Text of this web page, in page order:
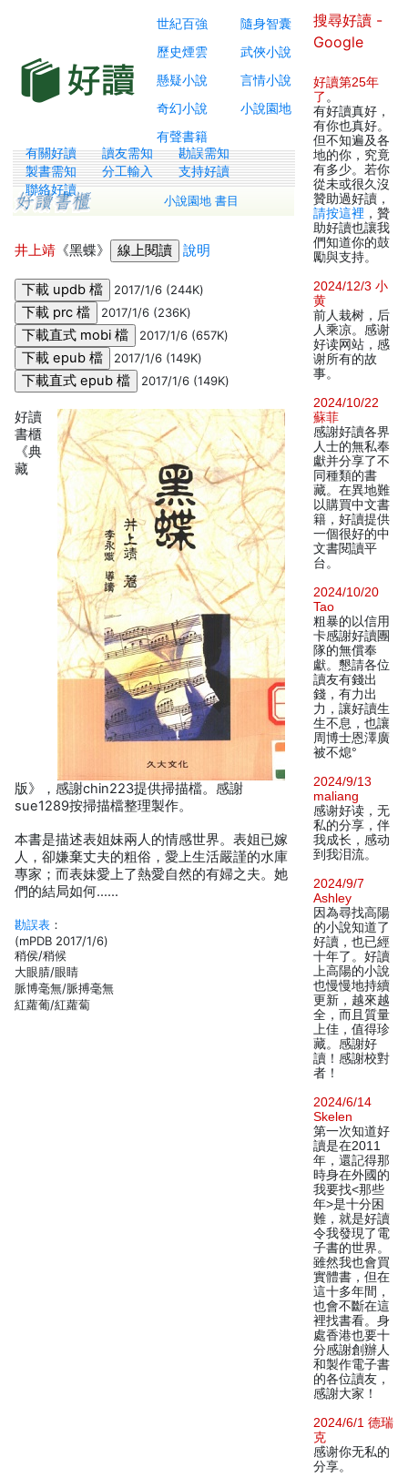
世紀百強
隨身智囊
歷史煙雲
武俠小說
懸疑小說
言情小說
奇幻小說
小說園地
有聲書籍
有關好讀 讀友需知
勘誤需知
製書需知
分工輸入
支持好讀
聯絡好讀
小說園地 書目
井上靖 《黑蝶》 說明
2017/1/6 (244K)
2017/1/6 (236K)
2017/1/6 (657K)
2017/1/6 (149K)
2017/1/6 (149K)
好讀
書櫃
《典
藏
版》，感謝chin223提供掃描檔。感謝
sue1289按掃描檔整理製作。
本書是描述表姐妹兩人的情感世界。表姐已嫁
人，卻嫌棄丈夫的粗俗，愛上生活嚴謹的水庫
專家；而表妹愛上了熱愛自然的有婦之夫。她
們的結局如何……
勘誤表 ：
(mPDB 2017/1/6)
稍侯/稍候
大眼腈/眼睛
脈博毫無/脈搏毫無
紅蘿葡/紅蘿蔔
搜尋好讀 -
Google
好讀第25年
了 。
有好讀真好，
有你也真好。
但不知遍及各
地的你，究竟
有多少。若你
從未或很久沒
贊助過好讀，
請按這裡 ，贊
助好讀也讓我
們知道你的鼓
勵與支持。
2024/12/3 小
黄
前人栽树，后
人乘凉。感谢
好读网站，感
谢所有的故
事。
2024/10/22
蘇菲
感謝好讀各界
人士的無私奉
獻并分享了不
同種類的書
藏。在異地難
以購買中文書
籍，好讀提供
一個很好的中
文書閱讀平
台。
2024/10/20
Tao
粗暴的以信用
卡感謝好讀團
隊的無償奉
獻。懇請各位
讀友有錢出
錢，有力出
力，讓好讀生
生不息，也讓
周博士恩澤廣
被不熄°
2024/9/13
maliang
感谢好读，无
私的分享，伴
我成长，感动
到我泪流。
2024/9/7
Ashley
因為尋找高陽
的小說知道了
好讀，也已經
十年了。好讀
上高陽的小說
也慢慢地持續
更新，越來越
全，而且質量
上佳，值得珍
藏。感謝好
讀！感謝校對
者！
2024/6/14
Skelen
第一次知道好
讀是在2011
年，還記得那
時身在外國的
我要找<那些
年>是十分困
難，就是好讀
令我發現了電
子書的世界。
雖然我也會買
實體書，但在
這十多年間，
也會不斷在這
裡找書看。身
處香港也要十
分感謝創辦人
和製作電子書
的各位讀友，
感謝大家！
2024/6/1 德瑞
克
感谢你无私的
分享。